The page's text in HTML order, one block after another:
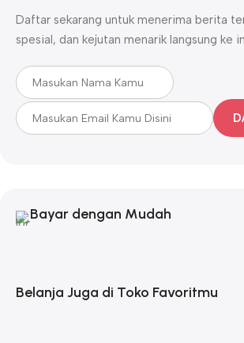
Daftar sekarang untuk menerima berita
spesial, dan kejutan menarik langsung ke
Bayar dengan Mudah
Belanja Juga di Toko Favoritmu